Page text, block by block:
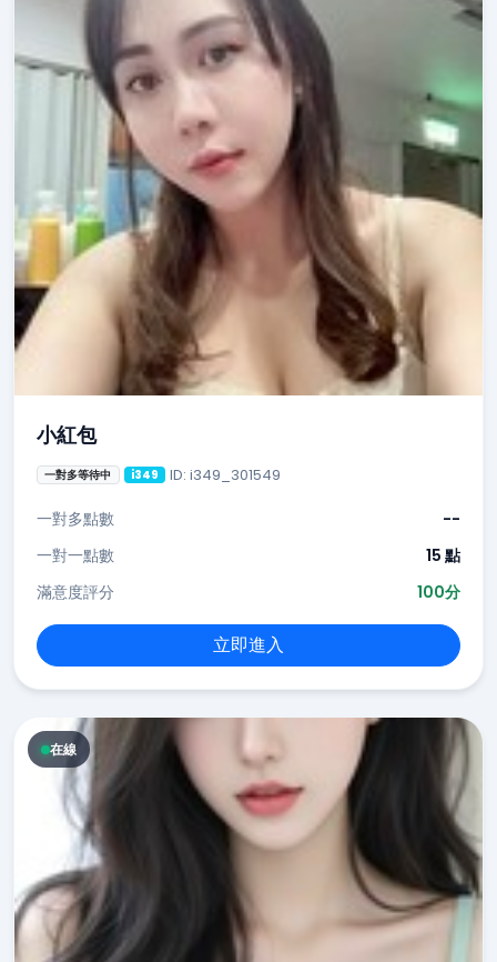
小紅包
一對多等待中 i349 ID: i349_301549
一對多點數
--
一對一點數
15 點
滿意度評分
100分
立即進入
在線